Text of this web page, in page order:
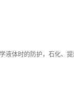
体时的防护，石化、提